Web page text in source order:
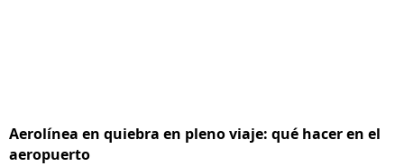
Aerolínea en quiebra en pleno viaje: qué hacer en el
aeropuerto